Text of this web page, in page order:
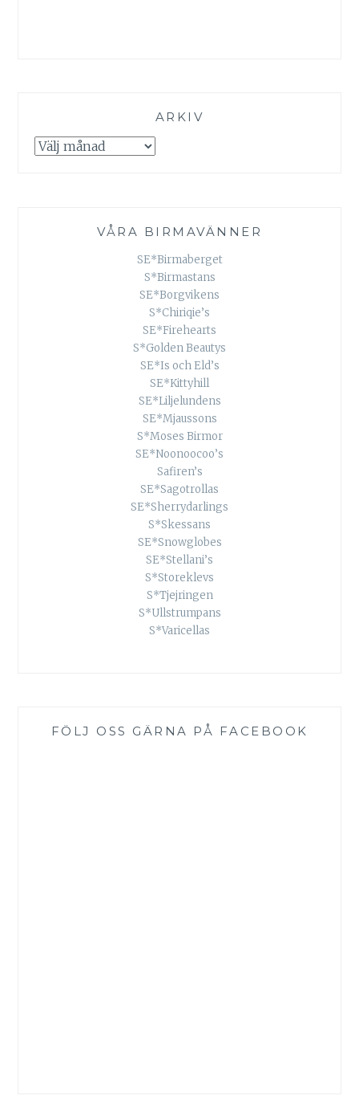
ARKIV
Arkiv
VÅRA BIRMAVÄNNER
SE*Birmaberget
S*Birmastans
SE*Borgvikens
S*Chiriqie’s
SE*Firehearts
S*Golden Beautys
SE*Is och Eld’s
SE*Kittyhill
SE*Liljelundens
SE*Mjaussons
S*Moses Birmor
SE*Noonoocoo’s
Safiren’s
SE*Sagotrollas
SE*Sherrydarlings
S*Skessans
SE*Snowglobes
SE*Stellani’s
S*Storeklevs
S*Tjejringen
S*Ullstrumpans
S*Varicellas
FÖLJ OSS GÄRNA PÅ FACEBOOK